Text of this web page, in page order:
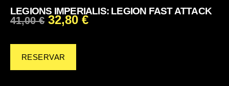
LEGIONS IMPERIALIS: LEGION FAST ATTACK
41,00€ 32,80 €
RESERVAR